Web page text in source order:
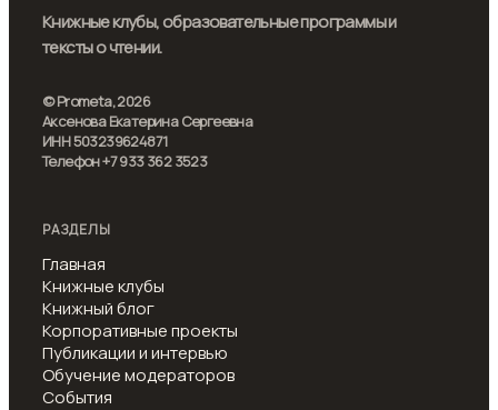
Книжные клубы, образовательные программы и
тексты о чтении.
© Prometa, 2026
Аксенова Екатерина Сергеевна
ИНН 503239624871
Телефон +7 933 362 3523
РАЗДЕЛЫ
Главная
Книжные клубы
Книжный блог
Корпоративные проекты
Публикации и интервью
Обучение модераторов
События